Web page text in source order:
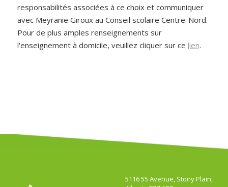
responsabilités associées à ce choix et communiquer
avec Meyranie Giroux au Conseil scolaire Centre-Nord.
Pour de plus amples renseignements sur
l'enseignement à domicile, veuillez cliquer sur ce lien.
5116 55 Avenue, Stony Plain,